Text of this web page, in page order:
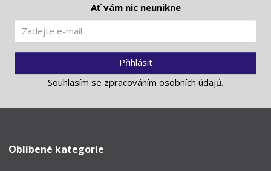
Ať vám nic neunikne
Přihlásit
Souhlasím se zpracováním osobních údajů.
Oblíbené kategorie